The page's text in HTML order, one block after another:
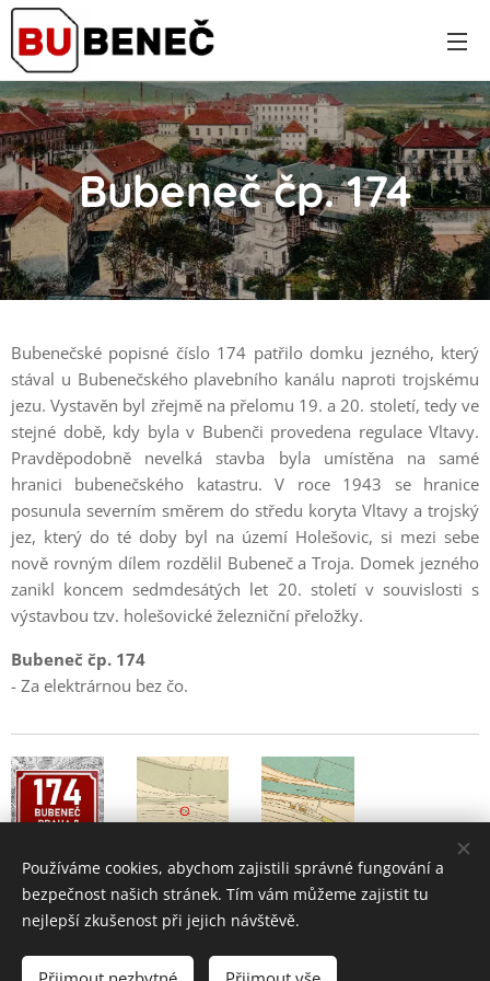
Bubeneč čp. 174
Bubenečské popisné číslo 174 patřilo domku jezného, který
stával u Bubenečského plavebního kanálu naproti trojskému
jezu. Vystavěn byl zřejmě na přelomu 19. a 20. století, tedy ve
stejné době, kdy byla v Bubenči provedena regulace Vltavy.
Pravděpodobně nevelká stavba byla umístěna na samé
hranici bubenečského katastru. V roce 1943 se hranice
posunula severním směrem do středu koryta Vltavy a trojský
jez, který do té doby byl na území Holešovic, si mezi sebe
nově rovným dílem rozdělil Bubeneč a Troja. Domek jezného
zanikl koncem sedmdesátých let 20. století v souvislosti s
výstavbou tzv. holešovické železniční přeložky.
Bubeneč čp. 174
- Za elektrárnou bez čo.
Používáme cookies, abychom zajistili správné fungování a
bezpečnost našich stránek. Tím vám můžeme zajistit tu
nejlepší zkušenost při jejich návštěvě.